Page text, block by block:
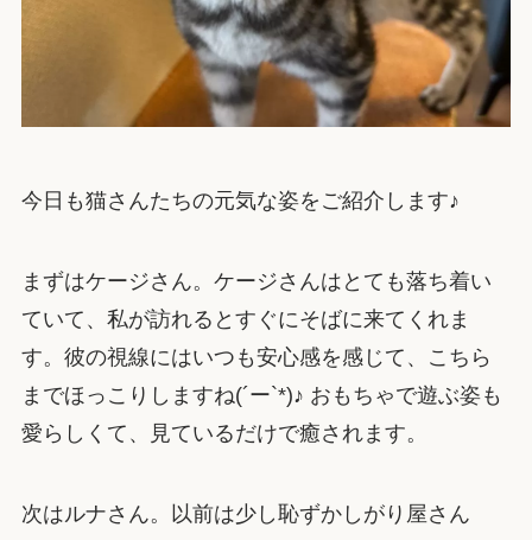
今日も猫さんたちの元気な姿をご紹介します♪
まずはケージさん。ケージさんはとても落ち着い
ていて、私が訪れるとすぐにそばに来てくれま
す。彼の視線にはいつも安心感を感じて、こちら
までほっこりしますね(´ー`*)♪ おもちゃで遊ぶ姿も
愛らしくて、見ているだけで癒されます。
次はルナさん。以前は少し恥ずかしがり屋さん